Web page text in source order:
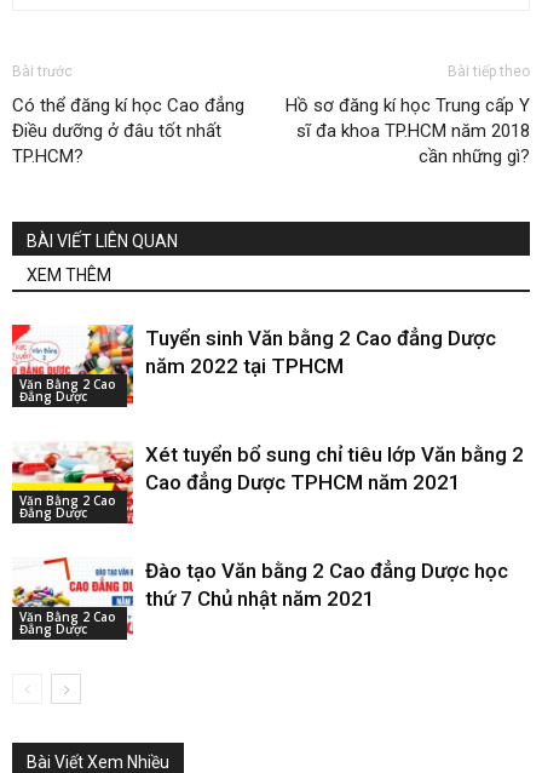
Bài trước
Có thể đăng kí học Cao đẳng
Điều dưỡng ở đâu tốt nhất
TP.HCM?
Bài tiếp theo
Hồ sơ đăng kí học Trung cấp Y
sĩ đa khoa TP.HCM năm 2018
cần những gì?
BÀI VIẾT LIÊN QUAN
XEM THÊM
Văn Bằng 2 Cao
Đẳng Dược
Tuyển sinh Văn bằng 2 Cao đẳng Dược
năm 2022 tại TPHCM
Văn Bằng 2 Cao
Đẳng Dược
Xét tuyển bổ sung chỉ tiêu lớp Văn bằng 2
Cao đẳng Dược TPHCM năm 2021
Văn Bằng 2 Cao
Đẳng Dược
Đào tạo Văn bằng 2 Cao đẳng Dược học
thứ 7 Chủ nhật năm 2021
Bài Viết Xem Nhiều